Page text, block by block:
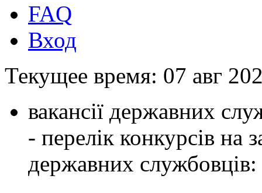
FAQ
Вход
Текущее время: 07 авг
вакансії державних
- перелік конкурсів на
державних службовців: